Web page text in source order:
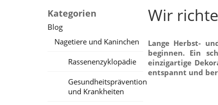
Kategorien
Blog
Nagetiere und Kaninchen
Rassenenzyklopädie
Gesundheitsprävention
und Krankheiten
Wir
Lange Herbst-
beginnen. Ein
einzigartige
entspannt und